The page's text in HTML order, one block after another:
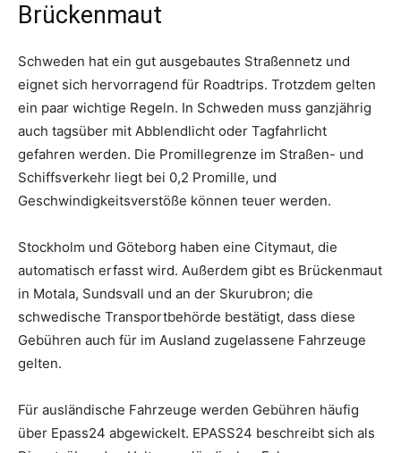
Brückenmaut
Schweden hat ein gut ausgebautes Straßennetz und
eignet sich hervorragend für Roadtrips. Trotzdem gelten
ein paar wichtige Regeln. In Schweden muss ganzjährig
auch tagsüber mit Abblendlicht oder Tagfahrlicht
gefahren werden. Die Promillegrenze im Straßen- und
Schiffsverkehr liegt bei 0,2 Promille, und
Geschwindigkeitsverstöße können teuer werden.
Stockholm und Göteborg haben eine Citymaut, die
automatisch erfasst wird. Außerdem gibt es Brückenmaut
in Motala, Sundsvall und an der Skurubron; die
schwedische Transportbehörde bestätigt, dass diese
Gebühren auch für im Ausland zugelassene Fahrzeuge
gelten.
Für ausländische Fahrzeuge werden Gebühren häufig
über Epass24 abgewickelt. EPASS24 beschreibt sich als